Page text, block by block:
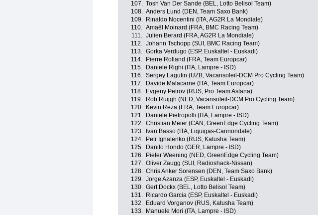
107. Tosh Van Der Sande (BEL, Lotto Belisol Team)
108. Anders Lund (DEN, Team Saxo Bank)
109.
Rinaldo Nocentini (ITA, AG2R La Mondiale)
110. Amaël Moinard (FRA, BMC Racing Team)
111. Julien Berard (FRA, AG2R La Mondiale)
112. Johann Tschopp (SUI, BMC Racing Team)
113. Gorka Verdugo (ESP, Euskaltel - Euskadi)
114.
Pierre Rolland (FRA, Team Europcar)
115.
Daniele Righi (ITA, Lampre - ISD)
116. Sergey Lagutin (UZB, Vacansoleil-DCM Pro Cycling Team)
117.
Davide Malacarne (ITA, Team Europcar)
118.
Evgeny Petrov (RUS, Pro Team Astana)
119.
Rob Ruijgh (NED, Vacansoleil-DCM Pro Cycling Team)
120.
Kevin Reza (FRA, Team Europcar)
121.
Daniele Pietropolli (ITA, Lampre - ISD)
122. Christian Meier (CAN, GreenEdge Cycling Team)
123.
Ivan Basso (ITA, Liquigas-Cannondale)
124.
Petr Ignatenko (RUS, Katusha Team)
125.
Danilo Hondo (GER, Lampre - ISD)
126.
Pieter Weening (NED, GreenEdge Cycling Team)
127. Oliver Zaugg (SUI, Radioshack-Nissan)
128. Chris Anker Sorensen (DEN, Team Saxo Bank)
129. Jorge Azanza (ESP, Euskaltel - Euskadi)
130. Gert Dockx (BEL, Lotto Belisol Team)
131.
Ricardo Garcia (ESP, Euskaltel - Euskadi)
132.
Eduard Vorganov (RUS, Katusha Team)
133.
Manuele Mori (ITA, Lampre - ISD)